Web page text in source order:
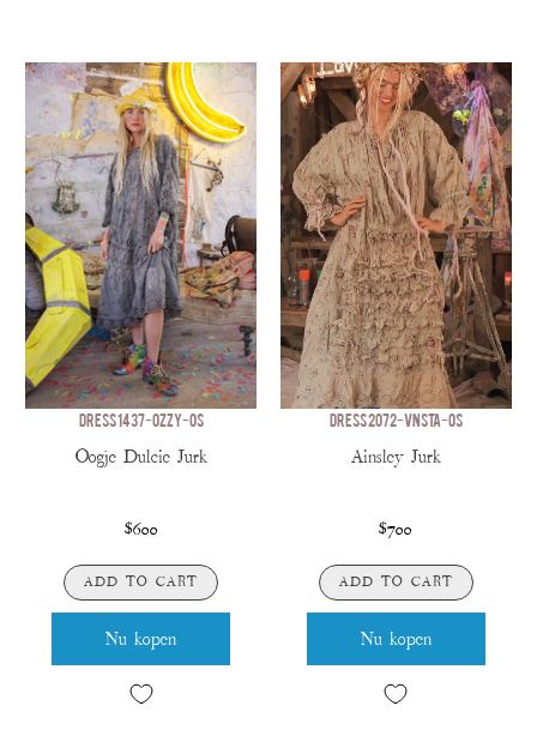
DRESS 1437-OZZY-OS
Oogje Dulcie Jurk
$600
ADD TO CART
Nu kopen
DRESS 2072-VNSTA-OS
Ainsley Jurk
$700
ADD TO CART
Nu kopen